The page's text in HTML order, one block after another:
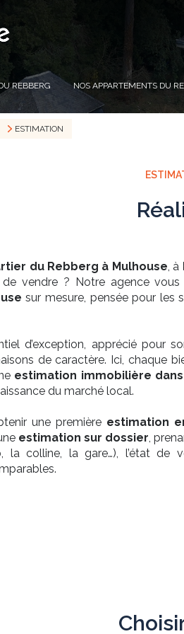
REBBERG NOS APPARTEMENTS DU
ESTIMATION
du Rebberg à Mulhouse , à
de vendre ? Notre agence
sur mesure, pensée pour les
d’exception , apprécié pour
de caractère. Ici, chaque
estimation immobilière
du marché local.
une première estimation
estimation sur dossier ,
la colline, la gare…), l’état de